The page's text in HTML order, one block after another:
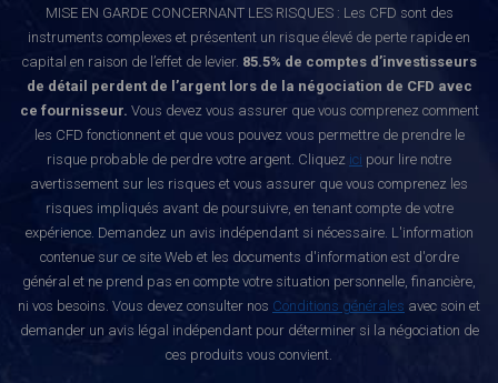
MISE EN GARDE CONCERNANT LES RISQUES : Les CFD sont des
instruments complexes et présentent un risque élevé de perte rapide en
capital en raison de l’effet de levier. 85.5% de comptes d’investisseurs
de détail perdent de l’argent lors de la négociation de CFD avec
ce fournisseur. Vous devez vous assurer que vous comprenez comment
les CFD fonctionnent et que vous pouvez vous permettre de prendre le
risque probable de perdre votre argent. Cliquez ici pour lire notre
avertissement sur les risques et vous assurer que vous comprenez les
risques impliqués avant de poursuivre, en tenant compte de votre
expérience. Demandez un avis indépendant si nécessaire. L'information
contenue sur ce site Web et les documents d'information est d'ordre
général et ne prend pas en compte votre situation personnelle, financière,
ni vos besoins. Vous devez consulter nos Conditions générales avec soin et
demander un avis légal indépendant pour déterminer si la négociation de
ces produits vous convient.